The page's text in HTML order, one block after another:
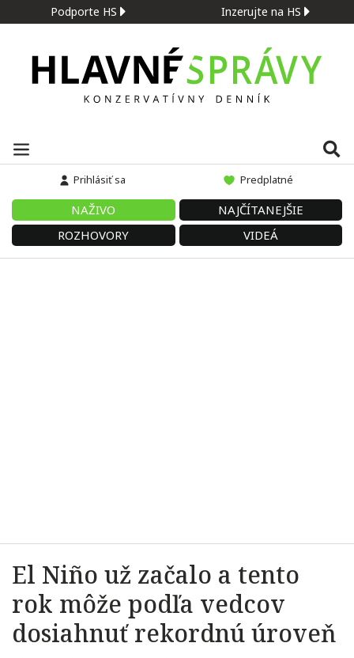
Podporte HS Inzerujte na HS
Prihlásiť sa Predplatné
NAŽIVO
NAJČÍTANEJŠIE
ROZHOVORY
VIDEÁ
El Niño už začalo a tento
rok môže podľa vedcov
dosiahnuť rekordnú úroveň